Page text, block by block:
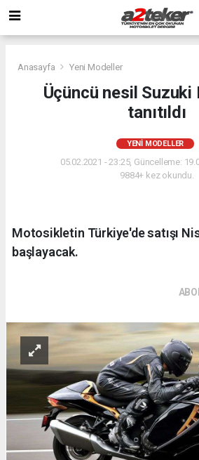
Anasayfa Yeni Modeller
Üçüncü nesil Suzuki
tanıtıldı
YENI MODELLER
05.02.2021 - 23:25, Güncelleme:
9884+ kez okundu.
Motosikletin Türkiye'de satışı
başlayacak.